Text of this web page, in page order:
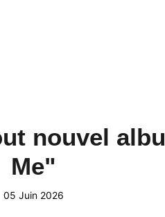
nouvel
Me"
05 Juin 2026